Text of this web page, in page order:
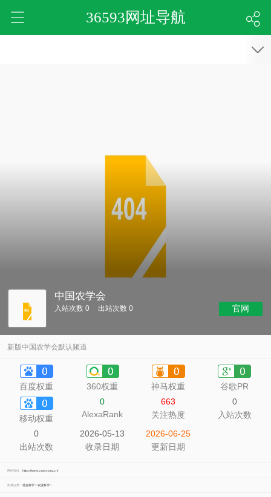
36593网址导航
中国农学会
入站次数 0 出站次数 0 官网
新版中国农学会默认频道
百度权重 360权重 神马权重 谷歌PR
移动权重
0
AlexaRank
663
关注热度
0
入站次数
0
出站次数
2026-05-13
收录日期
2026-06-25
更新日期
网站地址： https://www.caass.org.cn/
所属分类： 社会科学>农业科学>